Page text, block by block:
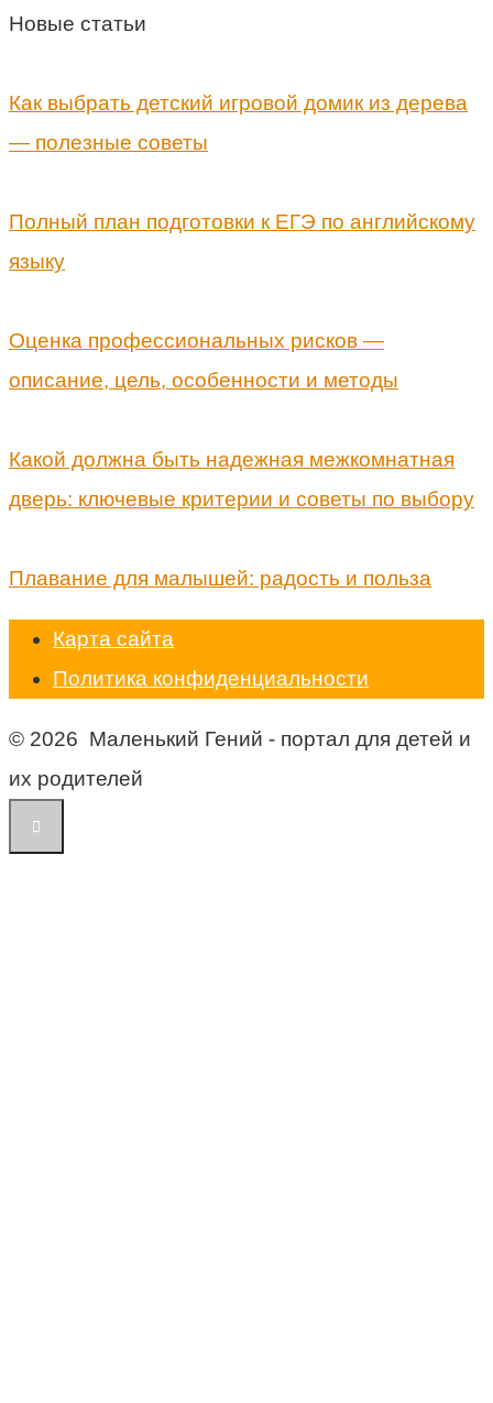
Новые статьи
Как выбрать детский игровой домик из дерева
— полезные советы
Полный план подготовки к ЕГЭ по английскому
языку
Оценка профессиональных рисков —
описание, цель, особенности и методы
Какой должна быть надежная межкомнатная
дверь: ключевые критерии и советы по выбору
Плавание для малышей: радость и польза
Карта сайта
Политика конфиденциальности
© 2026 Маленький Гений - портал для детей и
их родителей